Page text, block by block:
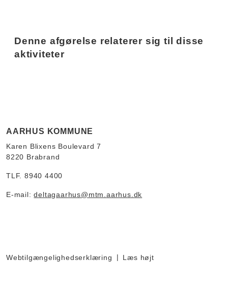
Denne afgørelse relaterer sig til disse
aktiviteter
AARHUS KOMMUNE
Karen Blixens Boulevard 7
8220 Brabrand
TLF. 8940 4400
E-mail:deltagaarhus@mtm.aarhus.dk
Webtilgængelighedserklæring Læs højt